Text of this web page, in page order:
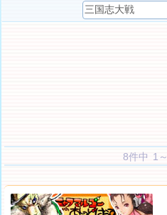
8件中 1